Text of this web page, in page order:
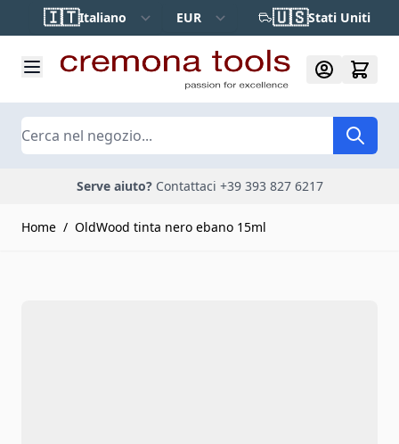
Salta al contenuto
🇮🇹Italiano EUR 🇺🇸Stati Uniti
Cerca
Serve aiuto? Contattaci +39 393 827 6217
Home / OldWood tinta nero ebano 15ml